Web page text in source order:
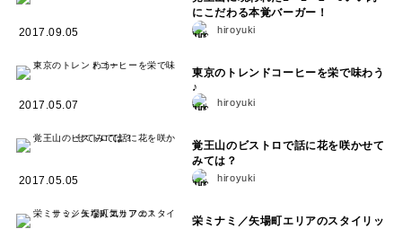
2017.09.05
にこだわる本覚バーガー！
hiroyuki
2017.05.07
東京のトレンドコーヒーを栄で味わう
♪
hiroyuki
2017.05.05
覚王山のビストロで話に花を咲かせて
みては？
hiroyuki
栄ミナミ／矢場町エリアのスタイリッ